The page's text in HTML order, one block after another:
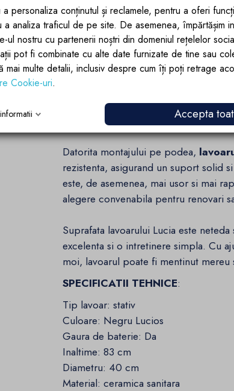
Datorita montajului pe podea,
rezistenta, asigurand un suport solid
este, de asemenea, mai usor si mai
alegere convenabila pentru renovari
Suprafata lavoarului Lucia este
excelenta si o intretinere simpla. Cu
moi, lavoarul poate fi mentinut
SPECIFICATII TEHNICE:
Tip lavoar: stativ
Culoare: Negru Lucios
Gaura de baterie: Da
Inaltime: 83 cm
Diametru: 40 cm
Material: ceramica sanitara
personaliza conținutul și reclamele, pentru a oferi
analiza traficul de pe site. De asemenea, împărtășim
ul nostru cu partenerii noștri din domeniul rețelelor
pot fi combinate cu alte date furnizate de tine sau
mai multe detalii, inclusiv despre cum îți poți retrage
Cookie-uri.
Accepta